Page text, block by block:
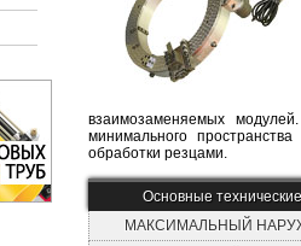
взаимозаменяемых
минимального
обработки резцами.
Основные
МАКСИМАЛЬНЫЙ